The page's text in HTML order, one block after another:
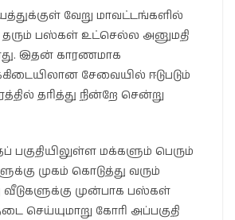
வேறு மாவட்டங்களில்
தரும் பஸ்கள் உட்செல்ல அனுமதி
இதன் காரணமாக
சேவையில் ஈடுபடும்
தரித்து நின்றே சென்று
மக்களும் பெரும்
முகம் கொடுத்து வரும்
வீடுகளுக்கு முன்பாக பஸ்கள்
செய்யுமாறு கோரி அப்பகுதி